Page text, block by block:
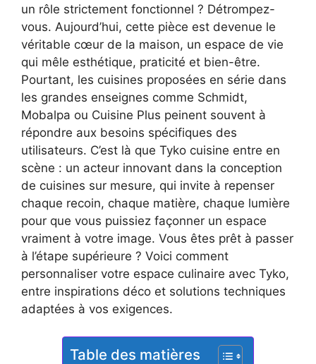
un rôle strictement fonctionnel ? Détrompez-
vous. Aujourd’hui, cette pièce est devenue le
véritable cœur de la maison, un espace de vie
qui mêle esthétique, praticité et bien-être.
Pourtant, les cuisines proposées en série dans
les grandes enseignes comme Schmidt,
Mobalpa ou Cuisine Plus peinent souvent à
répondre aux besoins spécifiques des
utilisateurs. C’est là que Tyko cuisine entre en
scène : un acteur innovant dans la conception
de cuisines sur mesure, qui invite à repenser
chaque recoin, chaque matière, chaque lumière
pour que vous puissiez façonner un espace
vraiment à votre image. Vous êtes prêt à passer
à l’étape supérieure ? Voici comment
personnaliser votre espace culinaire avec Tyko,
entre inspirations déco et solutions techniques
adaptées à vos exigences.
Table des matières